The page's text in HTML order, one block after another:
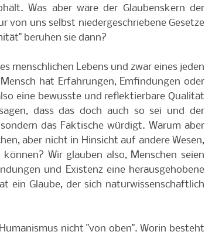
Was aber wäre der Glaubenskern der
von uns selbst niedergeschriebene Gesetze
beruhen sie dann?
menschlichen Lebens und zwar eines jeden
hat Erfahrungen, Emfindungen oder
eine bewusste und reflektierbare Qualität
dass das doch auch so sei und der
das Faktische würdigt. Warum aber
aber nicht in Hinsicht auf andere Wesen,
Wir glauben also, Menschen seien
und Existenz eine herausgehobene
ein Glaube, der sich naturwissenschaftlich
nicht "von oben". Worin besteht